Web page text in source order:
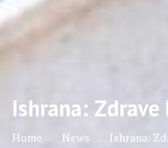
Ishrana:
Home News Ishrana: